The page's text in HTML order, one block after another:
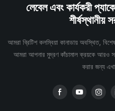
লেবেল এবং কার্যকরী
শীর্ষস্থানীয়
আমরা ব্রিটিশ কলম্বিয়া কানাডায় অবস্থিত,
আমরা আপনার মুদ্রণ কাঁচামাল ক্রয়কে আরও
করার জন্য